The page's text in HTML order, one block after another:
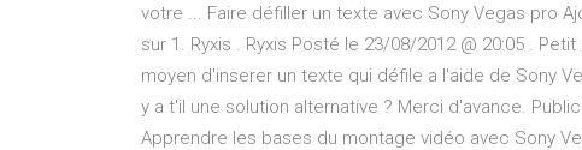
votre ... Faire défiller un texte avec Sony Vegas pro
sur 1. Ryxis . Ryxis Posté le 23/08/2012 @ 20:05 .
moyen d'inserer un texte qui défile a l'aide de Sony
y a t'il une solution alternative ? Merci d'avance.
Apprendre les bases du montage vidéo avec Sony